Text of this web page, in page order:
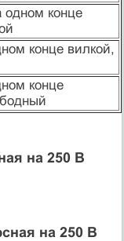
конце
конце вилкой,
конце
на 250 В
на 250 В